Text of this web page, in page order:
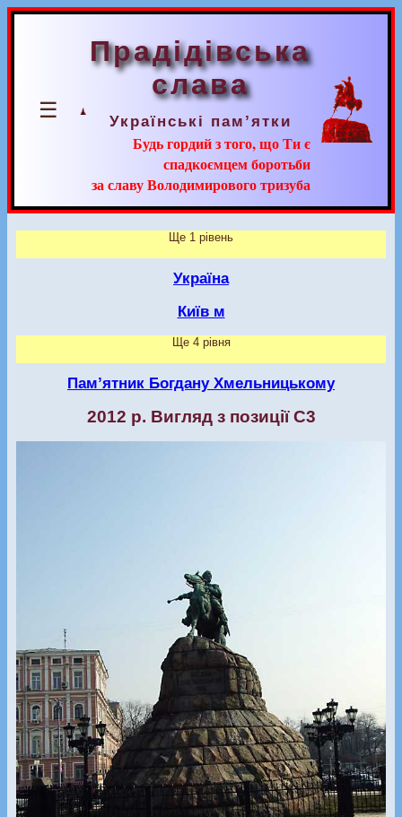
☰
Прадідівська
слава
Українські пам’ятки
Будь гордий з того, що Ти є
спадкоємцем боротьби
за славу Володимирового тризуба
Ще 1 рівень
Україна
Київ м
Ще 4 рівня
Пам’ятник Богдану Хмельницькому
2012 р. Вигляд з позиції С3